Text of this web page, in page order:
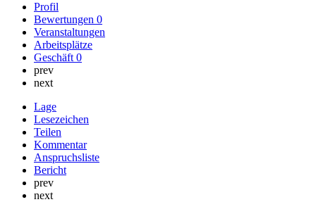
Profil
Bewertungen 0
Veranstaltungen
Arbeitsplätze
Geschäft 0
prev
next
Lage
Lesezeichen
Teilen
Kommentar
Anspruchsliste
Bericht
prev
next